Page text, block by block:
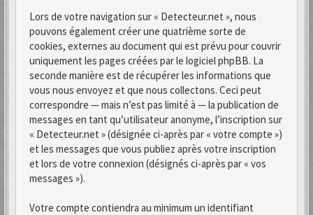
Lors de votre navigation sur « Detecteur.net », nous
pouvons également créer une quatrième sorte de
cookies, externes au document qui est prévu pour couvrir
uniquement les pages créées par le logiciel phpBB. La
seconde manière est de récupérer les informations que
vous nous envoyez et que nous collectons. Ceci peut
correspondre — mais n’est pas limité à — la publication de
messages en tant qu’utilisateur anonyme, l’inscription sur
« Detecteur.net » (désignée ci-après par « votre compte »)
et les messages que vous publiez après votre inscription
et lors de votre connexion (désignés ci-après par « vos
messages »).
Votre compte contiendra au minimum un identifiant